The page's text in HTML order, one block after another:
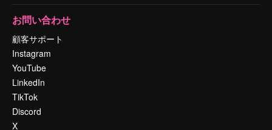
お問い合わせ
顧客サポート
Instagram
YouTube
LinkedIn
TikTok
Discord
X